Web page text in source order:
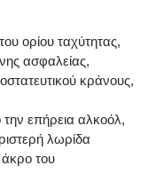
ορίου ταχύτητας,
ασφαλείας,
κράνους,
επήρεια αλκοόλ,
λωρίδα
άκρο του